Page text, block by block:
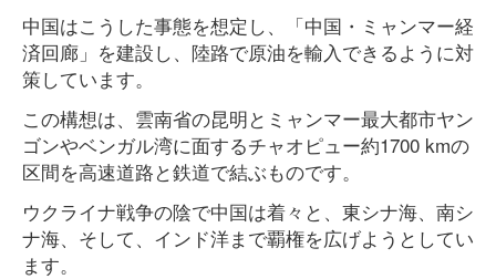
中国はこうした事態を想定し、「中国・ミャンマー経
済回廊」を建設し、陸路で原油を輸入できるように対
策しています。
この構想は、雲南省の昆明とミャンマー最大都市ヤン
ゴンやベンガル湾に面するチャオピュー約1700 kmの
区間を高速道路と鉄道で結ぶものです。
ウクライナ戦争の陰で中国は着々と、東シナ海、南シ
ナ海、そして、インド洋まで覇権を広げようとしてい
ます。